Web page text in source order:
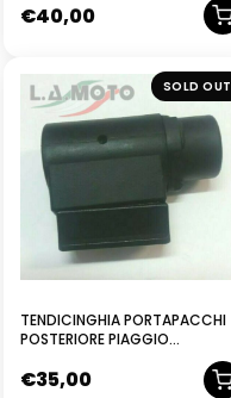
€40,00
SOLD OUT
TENDICINGHIA PORTAPACCHI
POSTERIORE PIAGGIO
€35,00